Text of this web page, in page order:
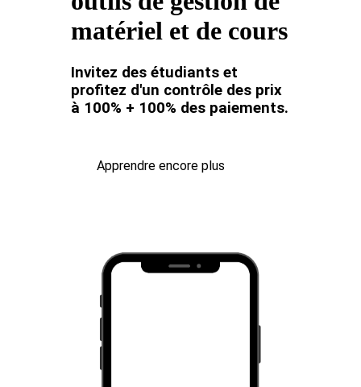
matériel et de cours
Invitez des étudiants et
profitez d'un contrôle des prix
à 100% + 100% des paiements.
Apprendre encore plus